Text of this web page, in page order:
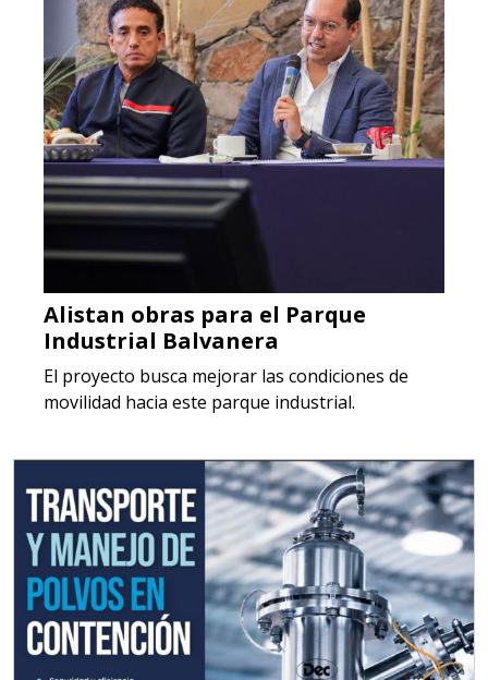
Alistan obras para el Parque
Industrial Balvanera
El proyecto busca mejorar las condiciones de
movilidad hacia este parque industrial.